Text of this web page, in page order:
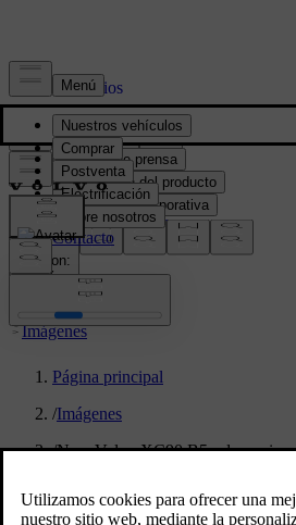
Prensa y Medios
Material de prensa
Información del producto
Información corporativa
Contacto de medios
location:
PY
Imágenes
Página principal
/Imágenes
/New Volvo XC90 B5 - dynamic